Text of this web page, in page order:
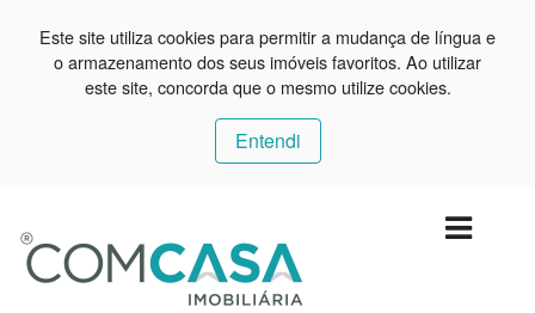
Este site utiliza cookies para permitir a mudança de língua e
o armazenamento dos seus imóveis favoritos. Ao utilizar
este site, concorda que o mesmo utilize cookies.
Entendi